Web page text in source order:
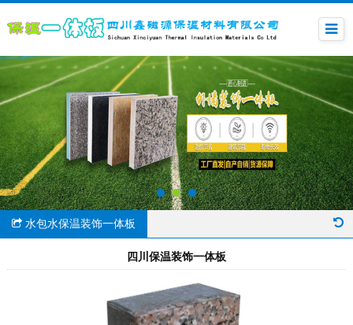
水包水保温装饰一体板
四川保温装饰一体板